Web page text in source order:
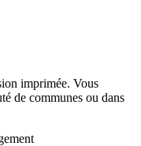
imprimée. Vous
de communes ou dans